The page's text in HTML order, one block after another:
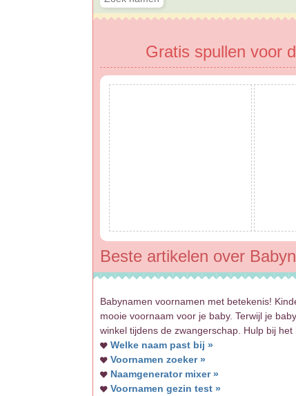
Gratis spullen voor
Beste artikelen over
Babynamen voornamen met betekenis!
mooie voornaam voor je baby. Terwijl je
winkel tijdens de zwangerschap. Hulp bij
Welke naam past bij »
Voornamen zoeker »
Naamgenerator mixer »
Voornamen gezin test »